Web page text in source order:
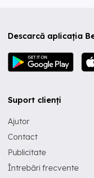
Descarcă aplicația
Suport clienți
Ajutor
Contact
Publicitate
Întrebări frecvente